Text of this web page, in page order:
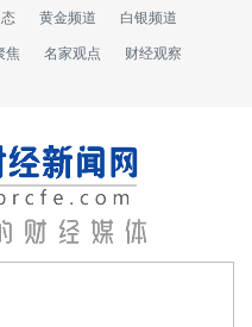
黄金频道 白银频道
焦 名家观点 财经观察